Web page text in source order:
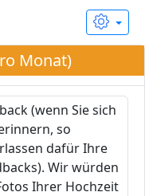
Monat)
(wenn Sie sich
so
dafür Ihre
Wir würden
Ihrer Hochzeit